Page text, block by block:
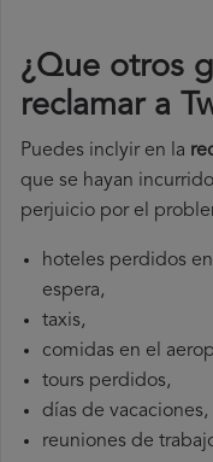
¿Que otros
reclamar a
Puedes inclyir en la
que se hayan
perjuicio por el
hoteles perdidos
espera,
taxis,
comidas en el
tours perdidos,
días de vacaciones,
reuniones de